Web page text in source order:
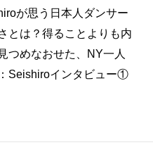
が思う日本人ダンサー
とは？得ることよりも内
つめなおせた、NY一人
Seishiroインタビュー①